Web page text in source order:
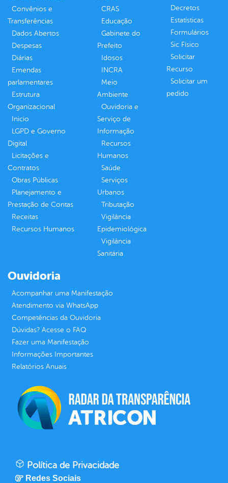
Convênios e
Transferências
Dados Abertos
Despesas
Diárias
Emendas
parlamentares
Estrutura
Organizacional
Inicio
LGPD e Governo
Digital
Licitações e
Contratos
Obras Públicas
Planejamento e
Prestação de Contas
Receitas
Recursos Humanos
CRAS
Educação
Gabinete do
Prefeito
Idosos
INCRA
Meio
Ambiente
Ouvidoria e
Serviço de
Informação
Recursos
Humanos
Saúde
Serviços
Urbanos
Tributação
Vigilância
Epidemiológica
Vigilância
Sanitária
Decretos
Estatísticas
Formulários
Sic Físico
Solicitar
Recurso
Solicitar um
pedido
Ouvidoria
Acompanhar uma Manifestação
Atendimento via WhatsApp
Competências da Ouvidoria
Dúvidas? Acesse o FAQ
Fazer uma Manifestação
Informações Importantes
Relatórios Anuais
Política de Privacidade
Redes Sociais